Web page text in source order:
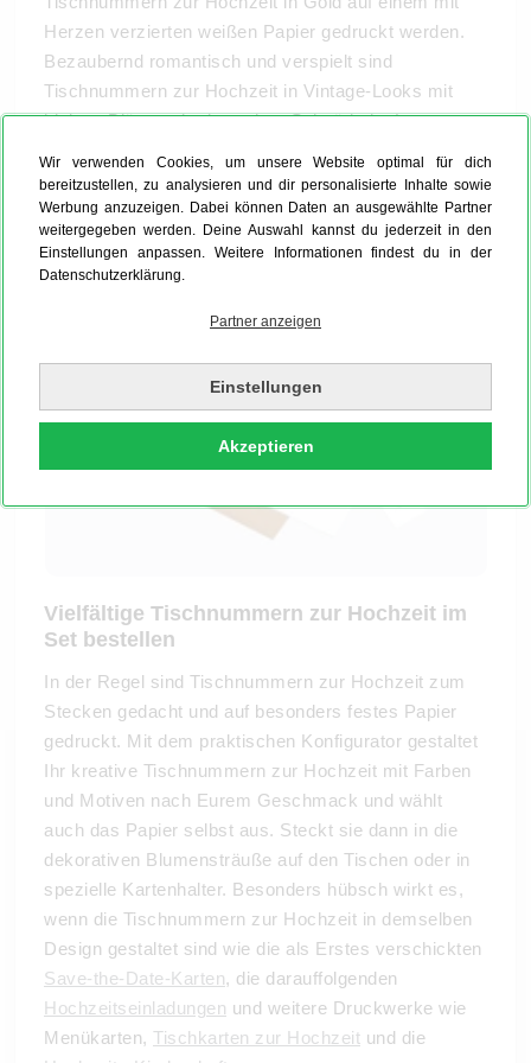
Wir verwenden Cookies, um unsere Website optimal für dich
bereitzustellen, zu analysieren und dir personalisierte Inhalte sowie
Werbung anzuzeigen. Dabei können Daten an ausgewählte Partner
weitergegeben werden. Deine Auswahl kannst du jederzeit in den
Einstellungen anpassen. Weitere Informationen findest du in der
Datenschutzerklärung.
Partner anzeigen
Einstellungen
Akzeptieren
Herzen verzierten weißen Papier gedruckt werden.
Bezaubernd romantisch und verspielt sind
Tischnummern zur Hochzeit in Vintage-Looks mit
kleinen Blüten oder barocken Schnörkeln. Lasst
Märchenhochzeit, von der Ihr immer geträumt haben.
Vielfältige Tischnummern zur Hochzeit im
Set bestellen
In der Regel sind Tischnummern zur Hochzeit zum
Stecken gedacht und auf besonders festes Papier
gedruckt. Mit dem praktischen Konfigurator gestaltet
Ihr kreative Tischnummern zur Hochzeit mit Farben
und Motiven nach Eurem Geschmack und wählt
auch das Papier selbst aus. Steckt sie dann in die
dekorativen Blumensträuße auf den Tischen oder in
spezielle Kartenhalter. Besonders hübsch wirkt es,
wenn die Tischnummern zur Hochzeit in demselben
Design gestaltet sind wie die als Erstes verschickten
Save-the-Date-Karten, die darauffolgenden
Hochzeitseinladungen und weitere Druckwerke wie
Menükarten, Tischkarten zur Hochzeit und die